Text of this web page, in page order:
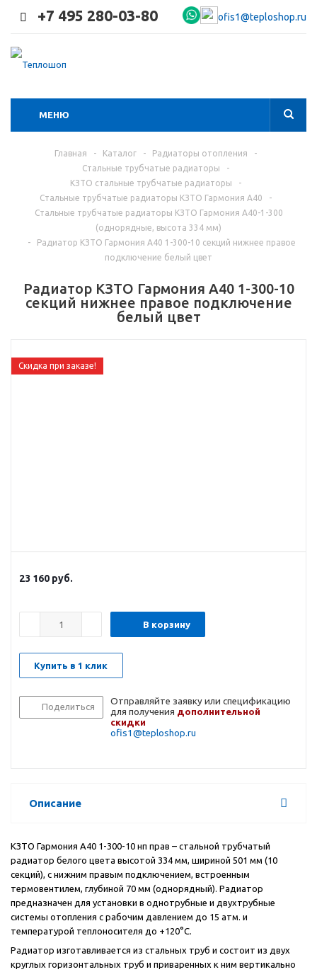
+7 495 280-03-80 ofis1@teploshop.ru
МЕНЮ
Главная - Каталог - Радиаторы отопления
-
Стальные трубчатые радиаторы
-
КЗТО стальные трубчатые радиаторы
-
Стальные трубчатые радиаторы КЗТО Гармония А40
-
Стальные трубчатые радиаторы КЗТО Гармония А40-1-300
(однорядные, высота 334 мм)
-
Радиатор КЗТО Гармония А40 1-300-10 секций нижнее правое
подключение белый цвет
Радиатор КЗТО Гармония А40 1-300-10
секций нижнее правое подключение
белый цвет
Скидка при заказе!
23 160 руб.
В корзину
Купить в 1 клик
Поделиться
Отправляйте заявку или спецификацию
для получения дополнительной
скидки
ofis1@teploshop.ru
Описание
КЗТО Гармония А40 1-300-10 нп прав – стальной трубчатый
радиатор белого цвета высотой 334 мм, шириной 501 мм (10
секций), с нижним правым подключением, встроенным
термовентилем, глубиной 70 мм (однорядный). Радиатор
предназначен для установки в однотрубные и двухтрубные
системы отопления с рабочим давлением до 15 атм. и
температурой теплоносителя до +120°С.
Радиатор изготавливается из стальных труб и состоит из двух
круглых горизонтальных труб и приваренных к ним вертикально